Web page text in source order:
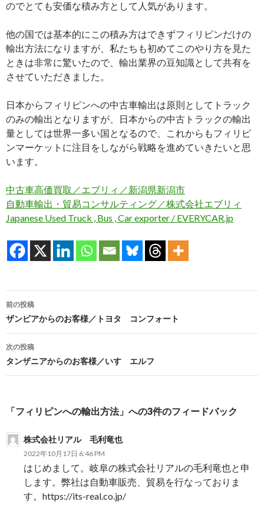
のでとても安価な積み方として人気があります。
他の国では基本的にこの積み方はできずフィリピンだけの
輸出方法になりますが、私たちも初めてこのやり方を見た
ときは非常に驚いたので、輸出業界の豆知識として共有を
させていただきました。
日本からフィリピンへの中古車輸出は原則としてトラック
のみの輸出となりますが、日本からの中古トラックの輸出
量としては世界一多い国となるので、これからもフィリピ
ンマーケットに注目をしながら戦略を進めていきたいと思
います。
中古車高価買取／エブリィ／新潟県新潟市
自動車輸出・貿易コンサルティング／株式会社エブリィ
Japanese Used Truck , Bus , Car exporter / EVERYCAR.jp
投
稿
ナ
ビ
ゲ
ー
ョ
前の投稿
ザンビアからのお客様／トヨタ コンフォート
次の投稿
タンザニアからのお客様／いすゞエルフ
「フィリピンへの輸出方法」への3件のフィードバック
株式会社リアル 毛利竜也
2022年10月17日 6:46 PM
はじめまして。岐阜の株式会社リアルの毛利竜也と申
します。弊社は自動車販売、貿易を行なっておりま
す。https://its-real.co.jp/